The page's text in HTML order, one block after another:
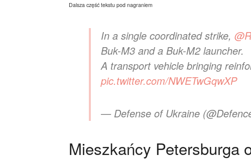
Dalsza część tekstu pod nagraniem
In a single coordinated strike,
Buk-M3 and a Buk-M2 launcher.
A transport vehicle bringing
pic.twitter.com/NWETwGqwXP
— Defense of Ukraine
Mieszkańcy Petersburga